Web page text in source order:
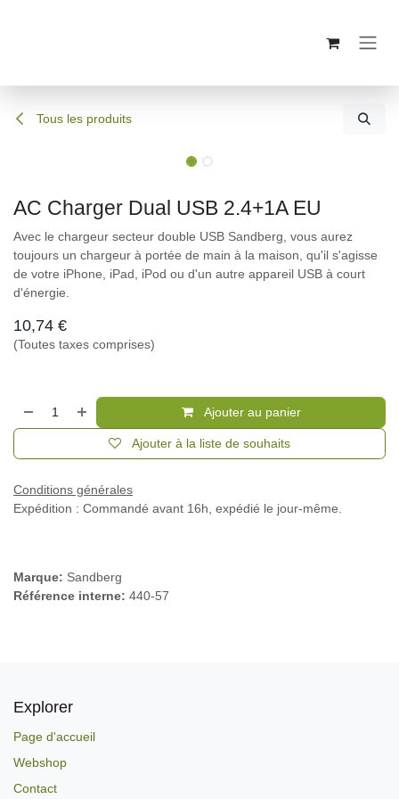
Tous les produits
AC Charger Dual USB 2.4+1A EU
Avec le chargeur secteur double USB Sandberg, vous aurez
toujours un chargeur à portée de main à la maison, qu'il s'agisse
de votre iPhone, iPad, iPod ou d'un autre appareil USB à court
d'énergie.
10,74€
(Toutes taxes comprises)
Ajouter au panier
Ajouter à la liste de souhaits
Conditions générales
Expédition : Commandé avant 16h, expédié le jour-même.
Marque: Sandberg
Référence interne: 440-57
Explorer
Page d'accueil
Webshop
Contact